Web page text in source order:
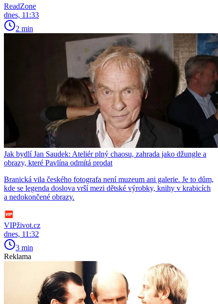
ReadZone
dnes, 11:33
2 min
Jak bydlí Jan Saudek: Ateliér plný chaosu, zahrada jako džungle a
obrazy, které Pavlína odmítá prodat
Branická vila českého fotografa není muzeum ani galerie. Je to dům,
kde se legenda doslova vrší mezi dětské výrobky, knihy v krabicích
a nedokončené obrazy.
VIPživot.cz
dnes, 11:32
3 min
Reklama